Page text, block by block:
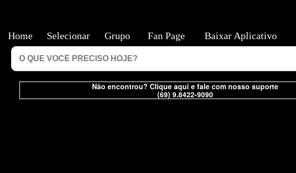
Não encontrou? Clique aqui e fale com nosso suporte
(69) 9.8422-9090
Home Selecionar Grupo Fan Page Baixar Aplicativo